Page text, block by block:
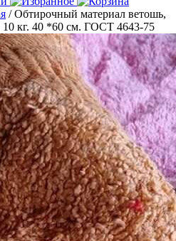
/ Обтирочный материал ветошь,
10 кг. 40 *60 см. ГОСТ 4643-75